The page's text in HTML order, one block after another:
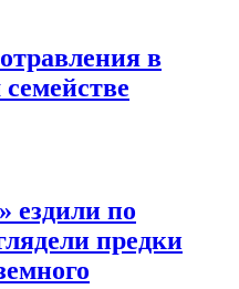
в
ездили по
предки